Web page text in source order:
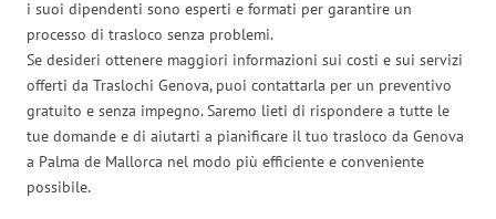
i suoi dipendenti sono esperti e formati per garantire un
processo di trasloco senza problemi.
Se desideri ottenere maggiori informazioni sui costi e sui servizi
offerti da Traslochi Genova, puoi contattarla per un preventivo
gratuito e senza impegno. Saremo lieti di rispondere a tutte le
tue domande e di aiutarti a pianificare il tuo trasloco da Genova
a Palma de Mallorca nel modo più efficiente e conveniente
possibile.